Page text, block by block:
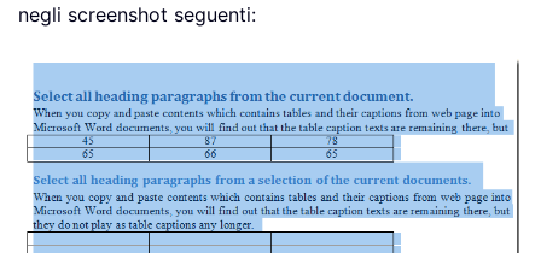
negli screenshot seguenti: